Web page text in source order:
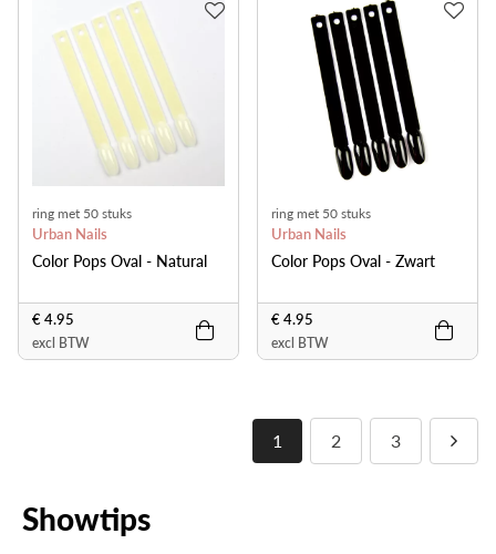
ring met 50 stuks
Urban Nails
Color Pops Oval - Natural
€ 4.95
excl BTW
ring met 50 stuks
Urban Nails
Color Pops Oval - Zwart
€ 4.95
excl BTW
1 2 3
Showtips